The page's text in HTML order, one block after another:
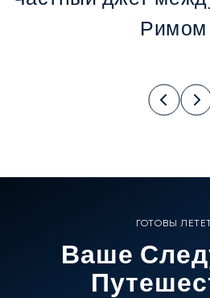
Римом
ГОТОВЫ
Ваше